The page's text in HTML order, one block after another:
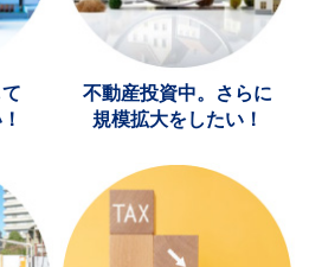
不動産投資中。さらに
規模拡大をしたい！